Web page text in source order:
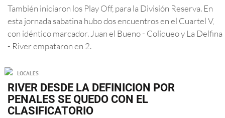
También iniciaron los Play Off, para la División Reserva. En
esta jornada sabatina hubo dos encuentros en el Cuartel V,
con idéntico marcador. Juan el Bueno - Coliqueo y La Delfina
- River empataron en 2.
LOCALES
RIVER DESDE LA DEFINICION POR
PENALES SE QUEDO CON EL
CLASIFICATORIO